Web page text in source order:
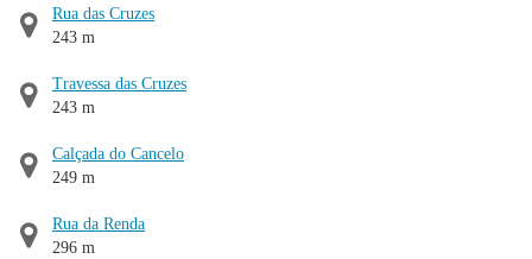
Rua das Cruzes
243 m
Travessa das Cruzes
243 m
Calçada do Cancelo
249 m
Rua da Renda
296 m